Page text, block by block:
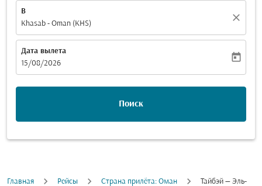
В
Khasab - Oman (KHS)
close
Дата вылета
fc-booking-departure-date-aria-label
15/08/2026
today
Поиск
Главная Рейсы Cтрана прилёта: Оман
Тайбэй — Эль-